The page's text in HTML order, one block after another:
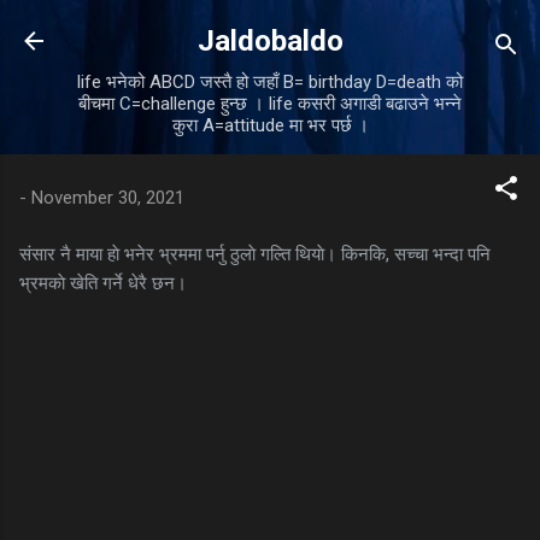
Skip to main content
Jaldobaldo
life भनेको ABCD जस्तै हो जहाँ B= birthday D=death को
बीचमा C=challenge हुन्छ । life कसरी अगाडी बढाउने भन्ने
कुरा A=attitude मा भर पर्छ ।
- November 30, 2021
संसार नै माया हाे भनेर भ्रममा पर्नु ठुलाे गल्ति थियाे। किनकि, सच्चा भन्दा पनि
भ्रमकाे खेति गर्ने धेरै छन।